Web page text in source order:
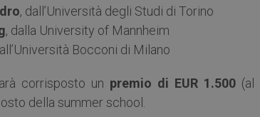
, dall’Università degli Studi di Torino
, dalla University of Mannheim
Bocconi di Milano
corrisposto un premio di EUR 1.500(al
della summer school.